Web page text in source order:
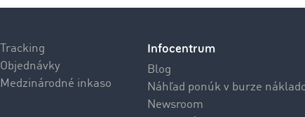
Tracking
Objednávky
Medzinárodné inkaso
Infocentrum
Blog
Náhľad ponúk v burze
Newsroom